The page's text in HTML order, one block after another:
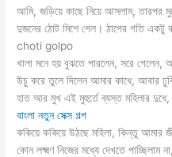
আমি, জড়িয়ে কাছে নিয়ে আসলাম, তারপর
দুজনের ঠোট মিশে গেল। ঠাপের গতি একটু
choti golpo
খালা মনে হয় বুঝতে পারলেন, সরে গেলেন,
উচু করে তুলে দিলেন আমার কাধে, আবার
হাত আর মুখ এই মুহুর্তে ব্যস্ত মহিলার দুধে,
বাংলা নতুন সেক্স গল্প
ককিয়ে ককিয়ে উঠছে মহিলা, কিন্তু আমার
কোন লক্ষ্মণ নিজের মধ্যে দেখতে